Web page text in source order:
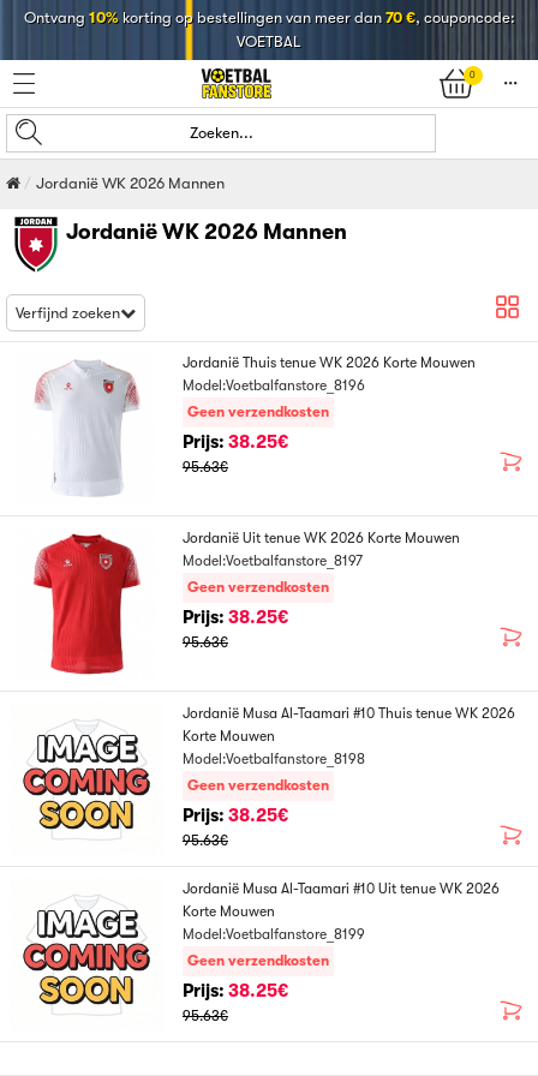
Ontvang 10%korting op bestellingen van meer dan70 €, couponcode:
VOETBAL
0
󰄒
Zoeken...
Jordanië WK 2026 Mannen
Jordanië WK 2026 Mannen
Verfijnd zoeken
Jordanië Thuis tenue WK 2026 Korte Mouwen
Model:Voetbalfanstore_8196
Geen verzendkosten
Prijs: 38.25€
95.63€
Jordanië Uit tenue WK 2026 Korte Mouwen
Model:Voetbalfanstore_8197
Geen verzendkosten
Prijs: 38.25€
95.63€
Jordanië Musa Al-Taamari #10 Thuis tenue WK 2026
Korte Mouwen
Model:Voetbalfanstore_8198
Geen verzendkosten
Prijs: 38.25€
95.63€
Jordanië Musa Al-Taamari #10 Uit tenue WK 2026
Korte Mouwen
Model:Voetbalfanstore_8199
Geen verzendkosten
Prijs: 38.25€
95.63€